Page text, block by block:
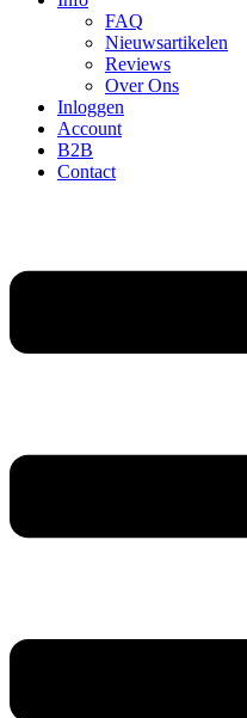
FAQ
Nieuwsartikelen
Reviews
Over Ons
Inloggen
Account
B2B
Contact